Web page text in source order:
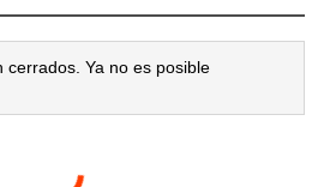
cerrados. Ya no es posible